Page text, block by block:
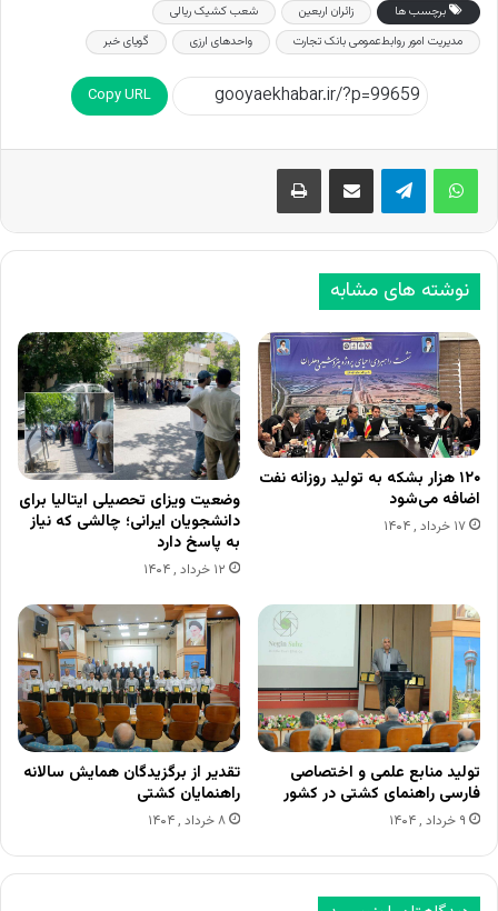
برچسب ها زائران اربعین
شعب کشیک ریالی
مدیریت امور روابط‌عمومی بانک تجارت
واحدهای ارزی گویای خبر
Copy URL
اشتراک گذاری از طریق ایمیل چاپ
نوشته های مشابه
۱۲۰ هزار بشکه به تولید روزانه نفت
اضافه می‌شود
۱۷ خرداد , ۱۴۰۴
وضعیت ویزای تحصیلی ایتالیا برای
دانشجویان ایرانی؛ چالشی که نیاز
به پاسخ دارد
۱۲ خرداد , ۱۴۰۴
تولید منابع علمی و اختصاصی
فارسی راهنمای کشتی در کشور
۹ خرداد , ۱۴۰۴
تقدیر از برگزیدگان همایش سالانه
راهنمایان کشتی
۸ خرداد , ۱۴۰۴